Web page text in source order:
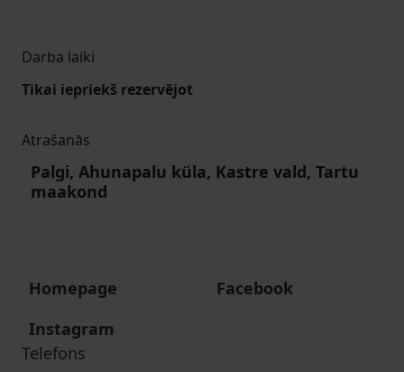
Darba laiki
Tikai iepriekš rezervējot
Atrašanās
Palgi, Ahunapalu küla, Kastre vald, Tartu
maakond
Homepage
Facebook
Instagram
Telefons